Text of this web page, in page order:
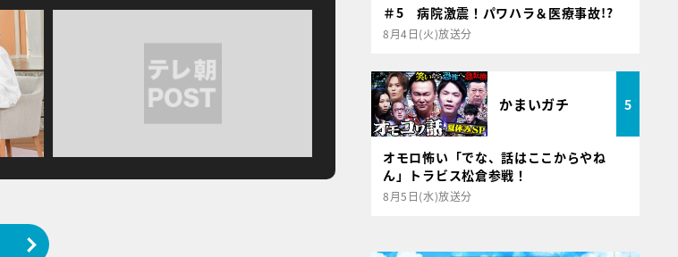
＃5 病院激震！パワハラ＆医療事故!?
8月4日(火)放送分
かまいガチ 5
オモロ怖い「でな、話はここからやね
ん」トラビス松倉参戦！
8月5日(水)放送分